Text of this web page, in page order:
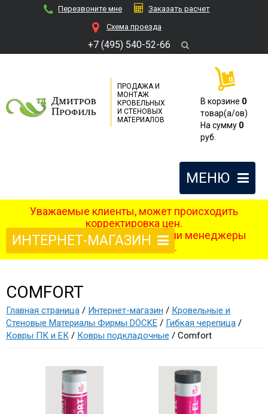
Перезвоните мне
Заказать расчет
Cхема проезда
+7 (495) 540-52-66
ПРОДАЖА И
МОНТАЖ
КРОВЕЛЬНЫХ
И СТЕНОВЫХ
МАТЕРИАЛОВ
В корзине 0
товар(a/ов)
На сумму 0
руб.
МЕНЮ
Уважаемые клиенты, может происходить
корректировка цен.
После оформления заказа наши менеджеры
свяжутся с вами.
ИНТЕРНЕТ-МАГАЗИН
COMFORT
Главная страница / Интернет-магазин / Кровельные и
Стеновые Материалы Фирмы DÖCKE / Гибкая черепица /
Ковры ПК и ЕК / Ковры подкладочные / Comfort